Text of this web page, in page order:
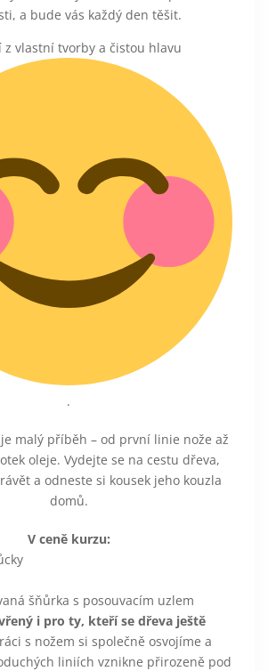
a bude vás každý den těšit.
z vlastní tvorby a čistou hlavu
.
malý příběh – od první linie nože až
oleje. Vydejte se na cestu dřeva,
a odneste si kousek jeho kouzla
domů.
V ceně kurzu:
šňůrka s posouvacím uzlem
i pro ty, kteří se dřeva ještě
s nožem si společně osvojíme a
liniích vznikne přirozeně pod